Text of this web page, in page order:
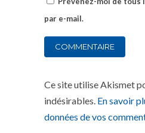
par e-mail.
Ce site utilise Akismet
indésirables. En savoir
données de vos